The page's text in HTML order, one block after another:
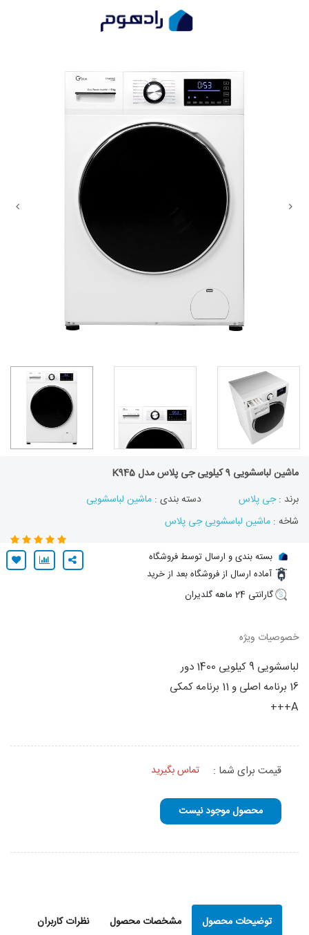
ماشین لباسشویی ماشین لباسشویی ...
ماشین لباسشویی 9 کیلویی جی پلاس مدل K945
برند :جی پلاس دسته بندی : ماشین لباسشویی
شاخه : ماشین لباسشویی جی پلاس
بسته بندی و ارسال توسط فروشگاه
آماده ارسال از فروشگاه بعد از خرید
گارانتی 24 ماهه گلدیران
خصوصیات ویژه
لباسشویی 9 کیلویی 1400 دور
16 برنامه اصلی و 11 برنامه کمکی
A+++
قیمت برای شما : تماس بگیرید
محصول موجود نیست
توضیحات محصول مشخصات محصول نظرات کاربران